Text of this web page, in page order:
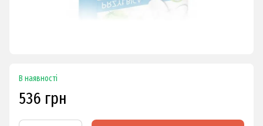
В наявності
536 грн